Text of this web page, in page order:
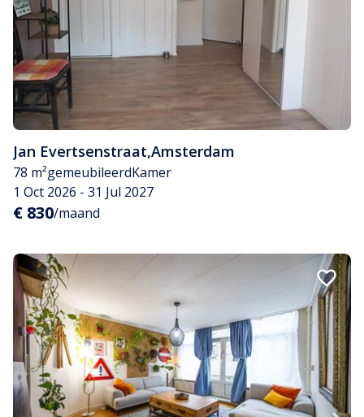
Jan Evertsenstraat,Amsterdam
78 m²gemeubileerdKamer
1 Oct 2026 - 31 Jul 2027
€ 830/maand